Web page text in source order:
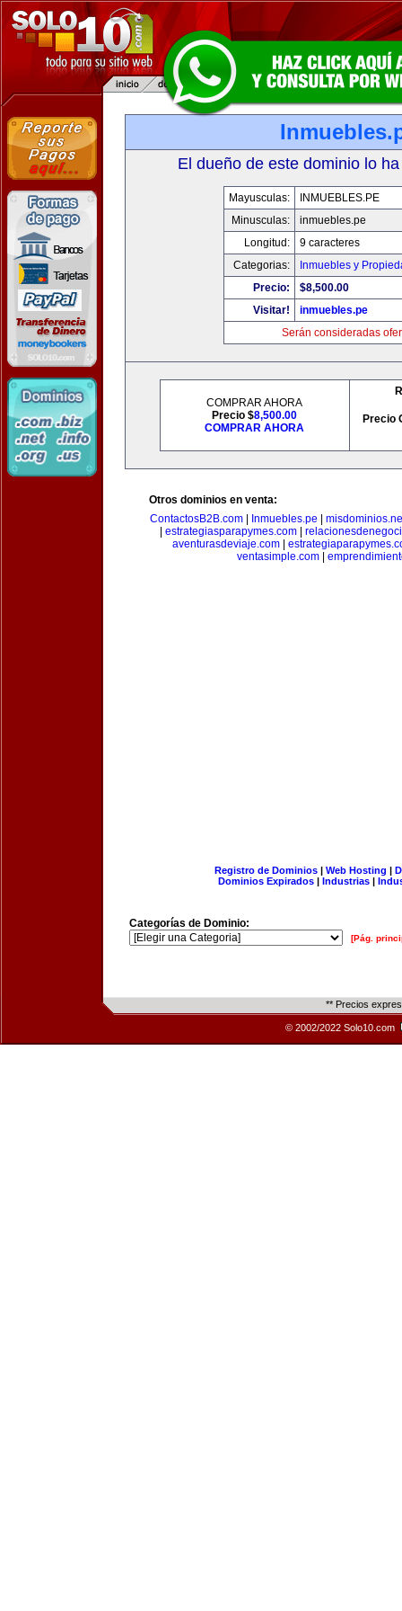
El dueño de este dominio lo
Mayusculas:
INMUEBLES.PE
Minusculas:
inmuebles.pe
Longitud:
9 caracteres
Categorias:
Inmuebles y
Precio:
$8,500.00
Visitar!
inmuebles.pe
Serán consideradas
COMPRAR AHORA
Precio $8,500.00
COMPRAR AHORA
Precio
Otros dominios en venta:
ContactosB2B.com
Inmuebles.pe
estrategiasparapymes.com
aventurasdeviaje.com|
ventasimple.com|
Registro de Dominios| Web Hosting |
Dominios Expirados | Industrias |
Categorías de Dominio:
[Pág.
** Precios
© 2002/2022 Solo10.com